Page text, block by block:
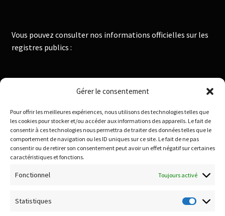
Gérer le consentement
Pour offrir les meilleures expériences, nous utilisons des technologies telles que
les cookies pour stocker et/ou accéder aux informations des appareils. Le fait de
consentir à ces technologies nous permettra de traiter des données telles que le
comportement de navigation ou les ID uniques sur ce site. Le fait de ne pas
consentir ou de retirer son consentement peut avoir un effet négatif sur certaines
caractéristiques et fonctions.
Fonctionnel Toujours activé
Statistiques
Vous pouvez consulter nos informations officielles sur les
registres publics :
Institut National de la Propriété Industrielle :
Infogreffe : https://www.infogreffe.fr
Politique de confidentialité
Conditions générales de vente
Paiement sécurisé